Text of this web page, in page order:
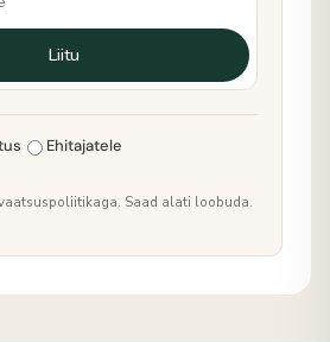
Liitu
Ehitajatele
Saad alati loobuda.